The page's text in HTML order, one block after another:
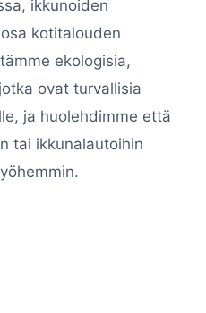
ikkunoiden
kotitalouden
ekologisia,
ovat turvallisia
ja huolehdimme että
tai ikkunalautoihin